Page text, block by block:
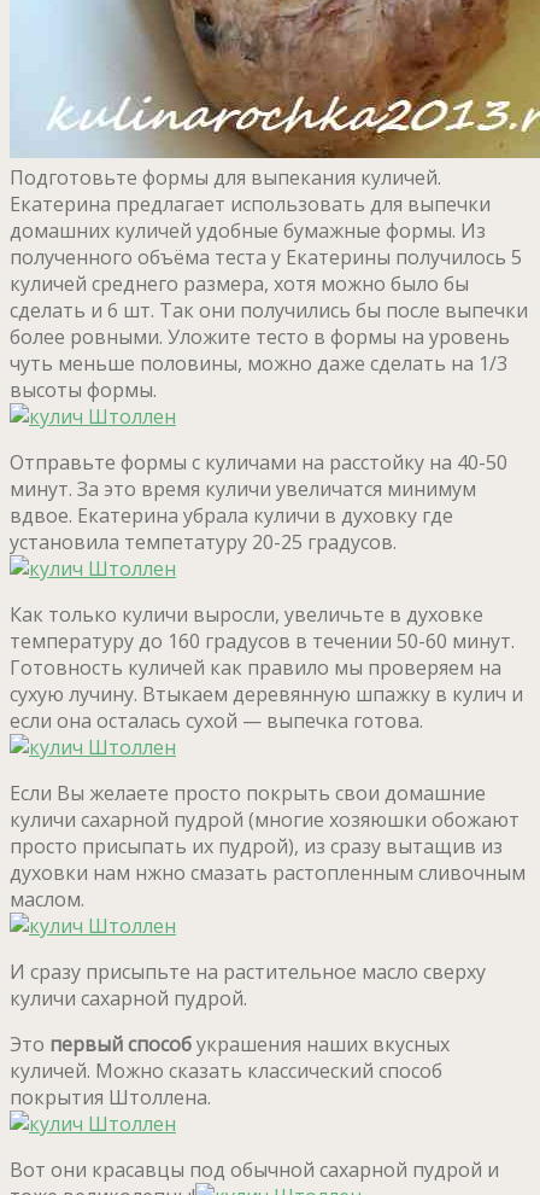
Подготовьте формы для выпекания куличей.
Екатерина предлагает использовать для выпечки
домашних куличей удобные бумажные формы. Из
полученного объёма теста у Екатерины получилось 5
куличей среднего размера, хотя можно было бы
сделать и 6 шт. Так они получились бы после выпечки
более ровными. Уложите тесто в формы на уровень
чуть меньше половины, можно даже сделать на 1/3
высоты формы.
Отправьте формы с куличами на расстойку на 40-50
минут. За это время куличи увеличатся минимум
вдвое. Екатерина убрала куличи в духовку где
установила темпетатуру 20-25 градусов.
Как только куличи выросли, увеличьте в духовке
температуру до 160 градусов в течении 50-60 минут.
Готовность куличей как правило мы проверяем на
сухую лучину. Втыкаем деревянную шпажку в кулич и
если она осталась сухой — выпечка готова.
Если Вы желаете просто покрыть свои домашние
куличи сахарной пудрой (многие хозяюшки обожают
просто присыпать их пудрой), из сразу вытащив из
духовки нам нжно смазать растопленным сливочным
маслом.
И сразу присыпьте на растительное масло сверху
куличи сахарной пудрой.
Это первый способукрашения наших вкусных
куличей. Можно сказать классический способ
покрытия Штоллена.
Вот они красавцы под обычной сахарной пудрой и